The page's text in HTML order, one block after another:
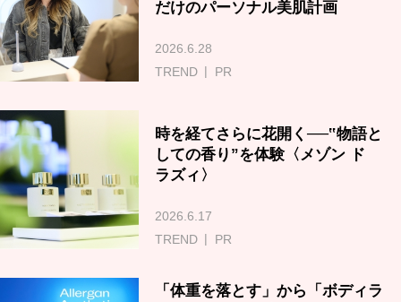
だけのパーソナル美肌計画
2026.6.28
TREND
PR
時を経てさらに花開く──‟物語と
しての香り”を体験〈メゾン ド
ラズィ〉
2026.6.17
TREND
PR
「体重を落とす」から「ボディラ